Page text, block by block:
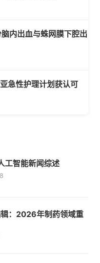
内出血与蛛网膜下腔出
急性护理计划获认可
智能新闻综述
：2026年制药领域重